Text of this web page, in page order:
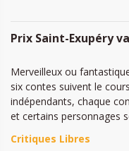
Prix Saint-Exupéry
Merveilleux ou
six contes suivent le
indépendants, chaque
et certains personnages
Critiques Libres